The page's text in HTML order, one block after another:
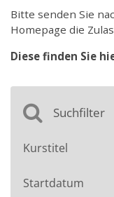
Bitte senden Sie
Homepage die
Diese finden Sie